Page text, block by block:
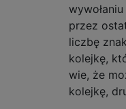
przez
liczbę
kolejkę,
wie, że
kolejkę,